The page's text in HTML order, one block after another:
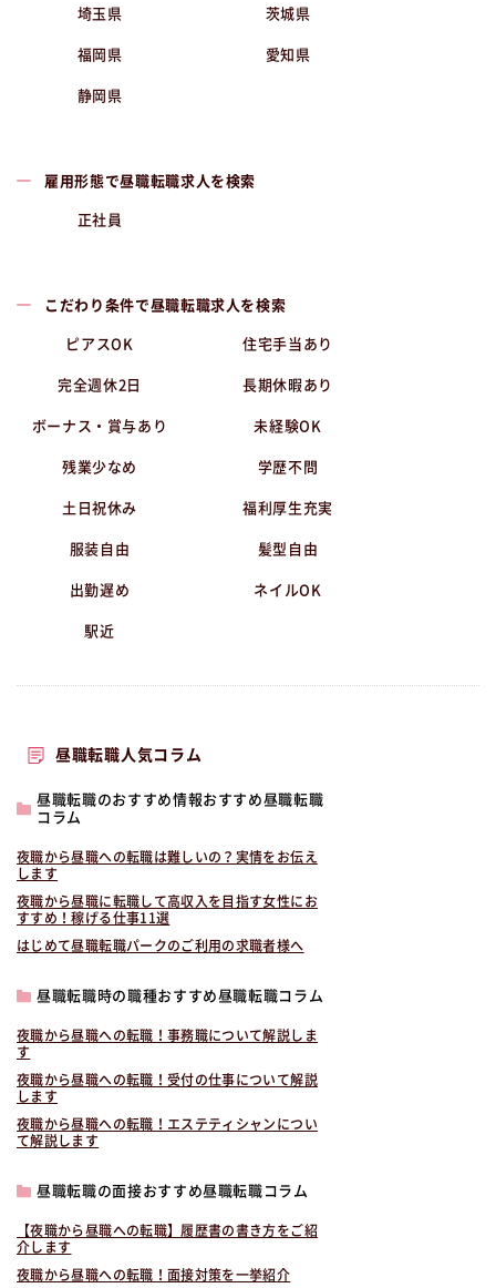
埼玉県 茨城県
福岡県 愛知県
静岡県
雇用形態で昼職転職求人を検索
正社員
こだわり条件で昼職転職求人を検索
ピアスOK 住宅手当あり
完全週休2日 長期休暇あり
ボーナス・賞与あり 未経験OK
残業少なめ 学歴不問
土日祝休み 福利厚生充実
服装自由 髪型自由
出勤遅め ネイルOK
駅近
昼職転職人気コラム
昼職転職のおすすめ情報おすすめ昼職転職
コラム
夜職から昼職への転職は難しいの？実情をお伝え
します
夜職から昼職に転職して高収入を目指す女性にお
すすめ！稼げる仕事11選
はじめて昼職転職パークのご利用の求職者様へ
昼職転職時の職種おすすめ昼職転職コラム
夜職から昼職への転職！事務職について解説しま
す
夜職から昼職への転職！受付の仕事について解説
します
夜職から昼職への転職！エステティシャンについ
て解説します
昼職転職の面接おすすめ昼職転職コラム
【夜職から昼職への転職】履歴書の書き方をご紹
介します
夜職から昼職への転職！面接対策を一挙紹介